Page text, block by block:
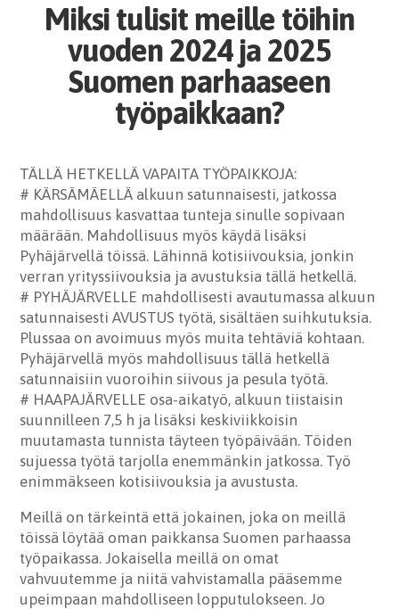
Miksi tulisit meille töihin
vuoden 2024 ja 2025
Suomen parhaaseen
työpaikkaan?
TÄLLÄ HETKELLÄ VAPAITA TYÖPAIKKOJA:
# KÄRSÄMÄELLÄ alkuun satunnaisesti, jatkossa
mahdollisuus kasvattaa tunteja sinulle sopivaan
määrään. Mahdollisuus myös käydä lisäksi
Pyhäjärvellä töissä. Lähinnä kotisiivouksia, jonkin
verran yrityssiivouksia ja avustuksia tällä hetkellä.
# PYHÄJÄRVELLE mahdollisesti avautumassa alkuun
satunnaisesti AVUSTUS työtä, sisältäen suihkutuksia.
Plussaa on avoimuus myös muita tehtäviä kohtaan.
Pyhäjärvellä myös mahdollisuus tällä hetkellä
satunnaisiin vuoroihin siivous ja pesula työtä.
# HAAPAJÄRVELLE osa-aikatyö, alkuun tiistaisin
suunnilleen 7,5 h ja lisäksi keskiviikkoisin
muutamasta tunnista täyteen työpäivään. Töiden
sujuessa työtä tarjolla enemmänkin jatkossa. Työ
enimmäkseen kotisiivouksia ja avustusta.
Meillä on tärkeintä että jokainen, joka on meillä
töissä löytää oman paikkansa Suomen parhaassa
työpaikassa. Jokaisella meillä on omat
vahvuutemme ja niitä vahvistamalla pääsemme
upeimpaan mahdolliseen lopputulokseen. Jo